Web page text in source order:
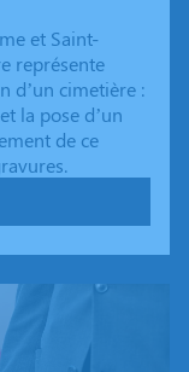
et Saint-
représente
d’un cimetière :
la pose d’un
de ce